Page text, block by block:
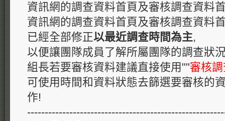
資訊網的調查資料首頁及審核調查資料
資訊網的調查資料首頁及審核調查資料
已經全部修正以最近調查時間為主,
以便讓團隊成員了解所屬團隊的調查狀
組長若要審核資料建議直接使用""審核
可使用時間和資料狀態去篩選要審核的
作!